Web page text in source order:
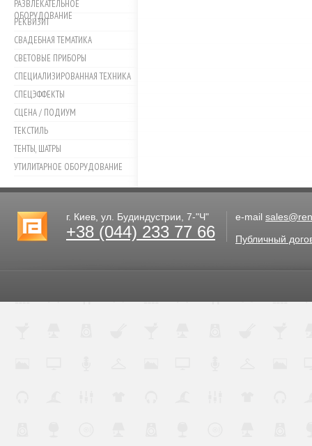
РАЗВЛЕКАТЕЛЬНОЕ
ОБОРУДОВАНИЕ
РЕКВИЗИТ
СВАДЕБНАЯ ТЕМАТИКА
СВЕТОВЫЕ ПРИБОРЫ
СПЕЦИАЛИЗИРОВАННАЯ ТЕХНИКА
СПЕЦЭФФЕКТЫ
СЦЕНА / ПОДИУМ
ТЕКСТИЛЬ
ТЕНТЫ, ШАТРЫ
УТИЛИТАРНОЕ ОБОРУДОВАНИЕ
г. Киев, ул. Будиндустрии, 7-"Ч"
+38 (044) 233 77 66
e-mail
Публичный